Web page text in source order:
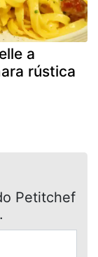
a
rústica
Petitchef
.